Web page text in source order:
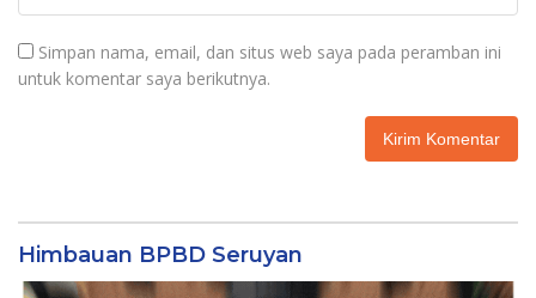
Simpan nama, email, dan situs web saya pada peramban ini
untuk komentar saya berikutnya.
Himbauan BPBD Seruyan